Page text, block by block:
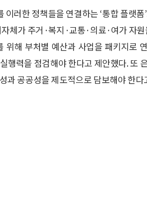
러한 정책들을 연결하는 ‘통합 플랫
체가 주거·복지·교통·의료·여가 자
위해 부처별 예산과 사업을 패키지로
행력을 점검해야 한다고 제안했다. 또
과 공공성을 제도적으로 담보해야 한다